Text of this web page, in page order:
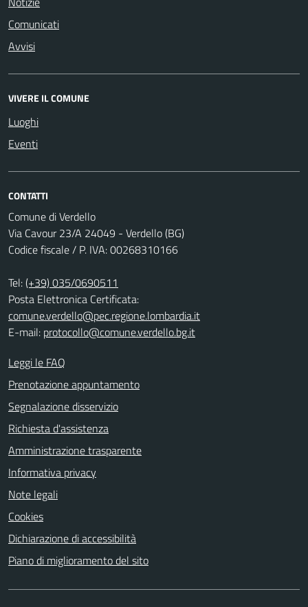
Comunicati
Avvisi
VIVERE IL COMUNE
Luoghi
Eventi
CONTATTI
Comune di Verdello
Via Cavour 23/A 24049 - Verdello (BG)
Codice fiscale / P. IVA: 00268310166
Tel:(+39) 035/0690511
Posta Elettronica Certificata:
comune.verdello@pec.regione.lombardia.it
E-mail: protocollo@comune.verdello.bg.it
Leggi le FAQ
Prenotazione appuntamento
Segnalazione disservizio
Richiesta d'assistenza
Amministrazione trasparente
Informativa privacy
Note legali
Cookies
Dichiarazione di accessibilità
Piano di miglioramento del sito